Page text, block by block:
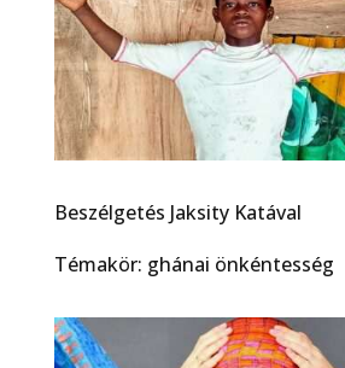
Beszélgetés Jaksity Katával
Témakör: ghánai önkéntesség